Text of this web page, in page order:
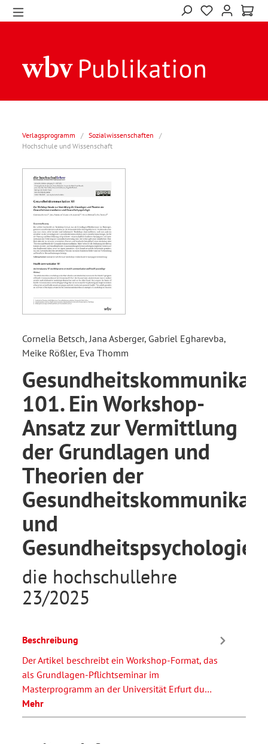
Verlagsprogramm / Sozialwissenschaften
/
Hochschule und Wissenschaft
Cornelia Betsch, Jana Asberger, Gabriel Egharevba,
Meike Rößler, Eva Thomm
101. Ein Workshop-
Ansatz zur Vermittlung
der Grundlagen und
Theorien der
und
Gesundheitspsychologie
die hochschullehre
23/2025
Beschreibung
Der Artikel beschreibt ein Workshop-Format, das
als Grundlagen-Pflichtseminar im
Masterprogramm an der Universität Erfurt du…
Mehr